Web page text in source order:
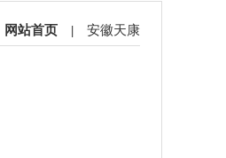
网站首页 | 安徽天康